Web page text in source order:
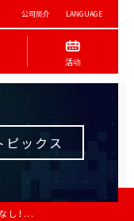
公司简介 LANGUAGE
活动
ピックス
し！...